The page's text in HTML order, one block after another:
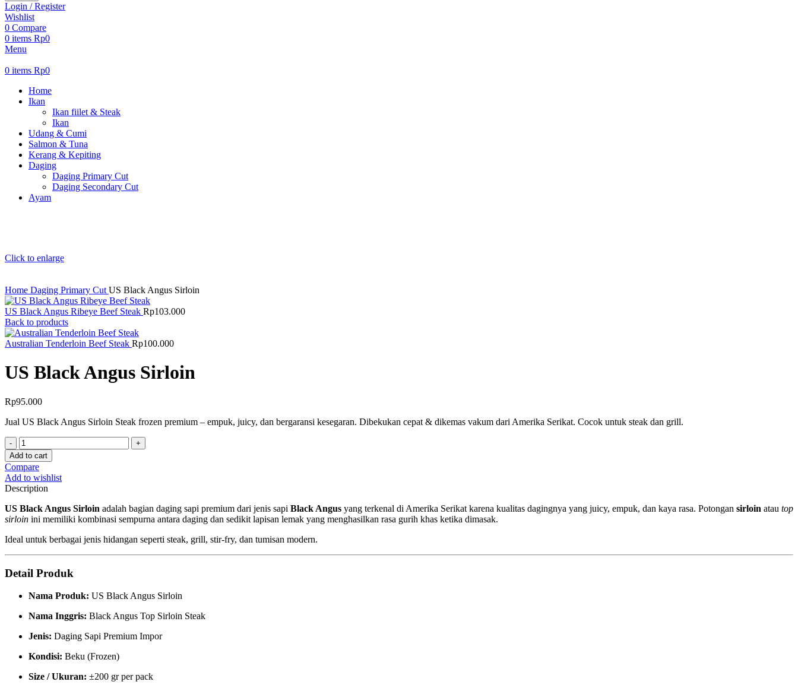
Login / Register
Wishlist
0 Compare
0 items Rp0
Menu
0 items Rp0
Home
Ikan
Ikan fiilet & Steak
Ikan
Udang & Cumi
Salmon & Tuna
Kerang & Kepiting
Daging
Daging Primary Cut
Daging Secondary Cut
Ayam
Click to enlarge
Home Daging Primary Cut US Black Angus Sirloin
US Black Angus Ribeye Beef Steak Rp103.000
Back to products
Australian Tenderloin Beef Steak Rp100.000
US Black Angus Sirloin
Rp95.000
Jual US Black Angus Sirloin Steak frozen premium – empuk, juicy, dan bergaransi kesegaran. Dibekukan cepat & dikemas vakum dari Amerika Serikat. Cocok untuk steak dan grill.
Add to cart
Compare
Add to wishlist
Description
US Black Angus Sirloin adalah bagian daging sapi premium dari jenis sapi Black Angus yang terkenal di Amerika Serikat karena kualitas dagingnya yang juicy, empuk, dan kaya rasa. Potongan sirloin atau top
sirloin ini memiliki kombinasi sempurna antara daging dan sedikit lapisan lemak yang menghasilkan rasa gurih khas ketika dimasak.
Ideal untuk berbagai jenis hidangan seperti steak, grill, stir-fry, dan tumisan modern.
Detail Produk
Nama Produk: US Black Angus Sirloin
Nama Inggris: Black Angus Top Sirloin Steak
Jenis: Daging Sapi Premium Impor
Kondisi: Beku (Frozen)
Size / Ukuran: ±200 gr per pack